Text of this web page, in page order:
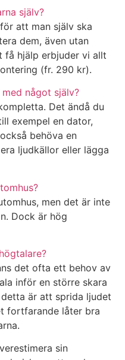
själv?
att man själv ska
dem, även utan
få hjälp erbjuder vi allt
(fr. 290 kr).
något själv?
Det ändå du
exempel en dator,
behöva en
ljudkällor eller lägga
men det är inte
Dock är hög
det ofta ett behov av
inför en större skara
är att sprida ljudet
fortfarande låter bra
sin